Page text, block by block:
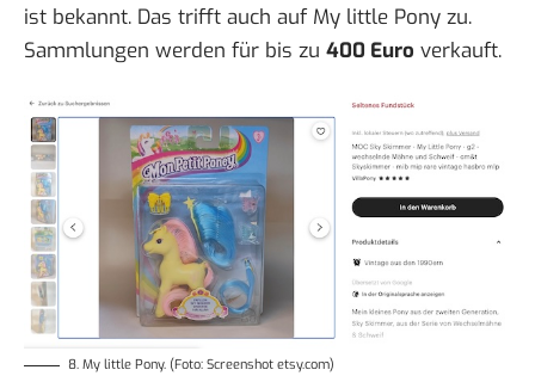
ist bekannt. Das trifft auch auf My little Pony zu.
Sammlungen werden für bis zu 400 Euro verkauft.
8. My little Pony. (Foto: Screenshot etsy.com)